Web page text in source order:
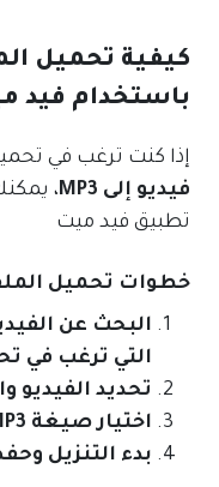
كيفية تحميل
باستخدام فيد
إذا كنت ترغب في
فيديو إلى MP3
،
تطبيق فيد ميت
خطوات تحميل
البحث عن
التي ترغب في
تحديد الفيديو
اختيار صيغة MP3 أو M4A بدلاً من الفيديو
بدء التنزيل